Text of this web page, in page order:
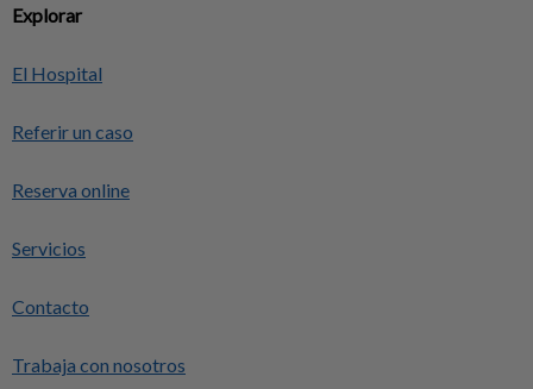
Explorar
El Hospital
Referir un caso
Reserva online
Servicios
Contacto
Trabaja con nosotros